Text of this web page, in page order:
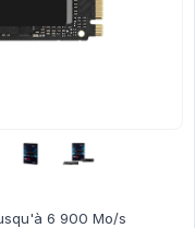
6 900 Mo/s